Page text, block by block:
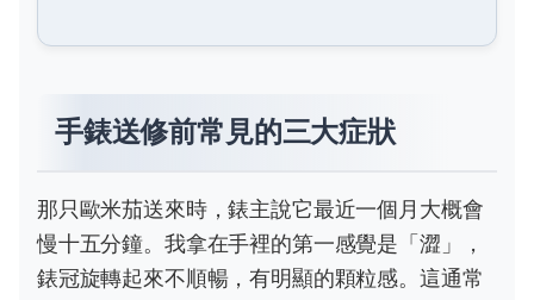
手錶送修前常見的三大症狀
那只歐米茄送來時，錶主說它最近一個月大概會
慢十五分鐘。我拿在手裡的第一感覺是「澀」，
錶冠旋轉起來不順暢，有明顯的顆粒感。這通常